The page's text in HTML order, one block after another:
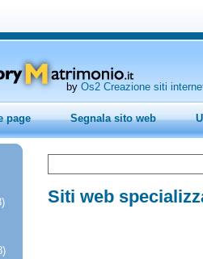
by Os2 Creazione siti
page Segnala sito web
Siti web